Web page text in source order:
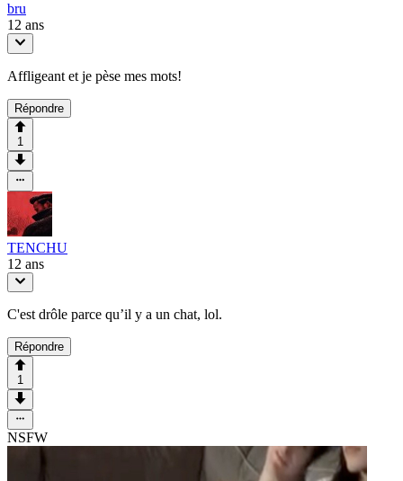
bru
12 ans
Affligeant et je pèse mes mots!
Répondre
1
TENCHU
12 ans
C'est drôle parce qu’il y a un chat, lol.
Répondre
1
NSFW